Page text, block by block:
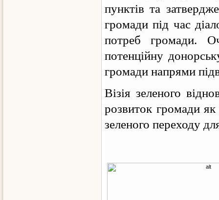
пунктів та
громади під час
потреб громади.
потенційну
громади напрями
Візія зеленого
розвиток громади як
зеленого переходу